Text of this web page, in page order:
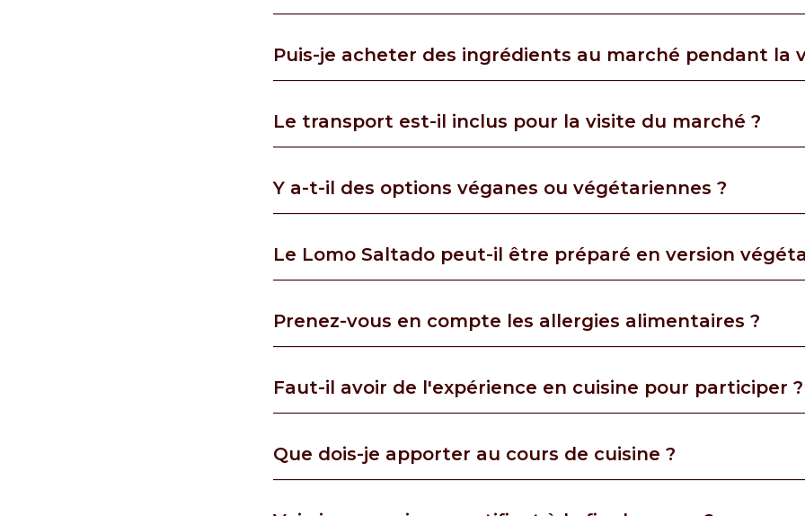
Puis-je acheter des ingrédients au marché pendant la
Le transport est-il inclus pour la visite du marché ?
Y a-t-il des options véganes ou végétariennes ?
Le Lomo Saltado peut-il être préparé en version
Prenez-vous en compte les allergies alimentaires ?
Faut-il avoir de l'expérience en cuisine pour participer ?
Que dois-je apporter au cours de cuisine ?